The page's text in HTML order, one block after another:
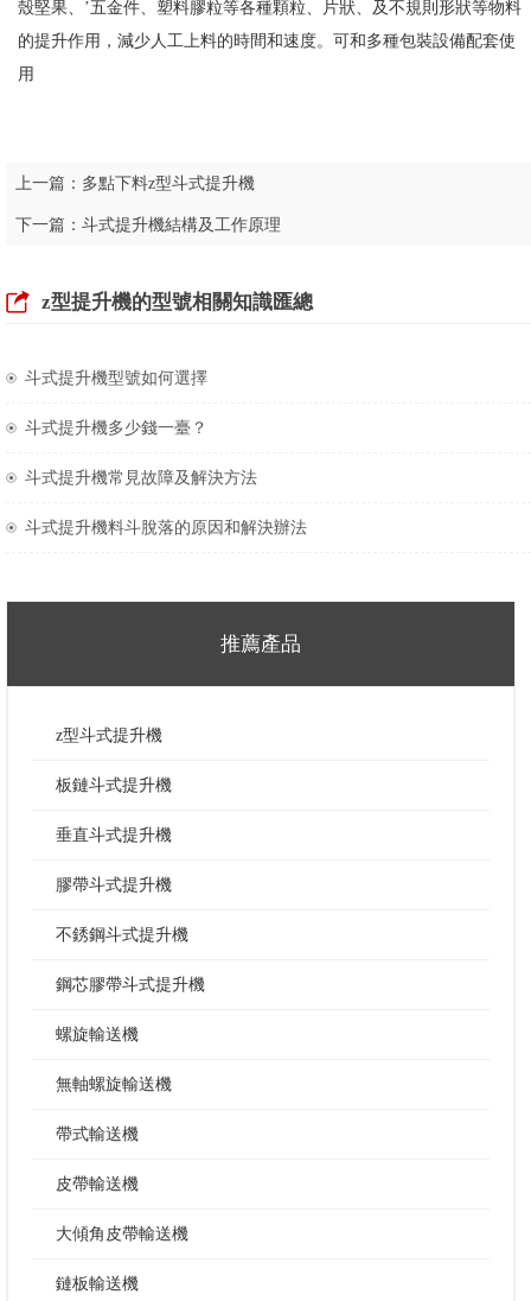
殼堅果、’五金件、塑料膠粒等各種顆粒、片狀、及不規則形狀等物料
的提升作用，減少人工上料的時間和速度。可和多種包裝設備配套使
用
上一篇： 多點下料z型斗式提升機
下一篇： 斗式提升機結構及工作原理
z型提升機的型號相關知識匯總
斗式提升機型號如何選擇
斗式提升機多少錢一臺？
斗式提升機常見故障及解決方法
斗式提升機料斗脫落的原因和解決辦法
推薦產品
z型斗式提升機
板鏈斗式提升機
垂直斗式提升機
膠帶斗式提升機
不銹鋼斗式提升機
鋼芯膠帶斗式提升機
螺旋輸送機
無軸螺旋輸送機
帶式輸送機
皮帶輸送機
大傾角皮帶輸送機
鏈板輸送機